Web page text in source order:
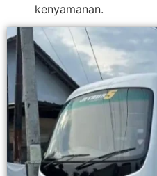
kenyamanan.